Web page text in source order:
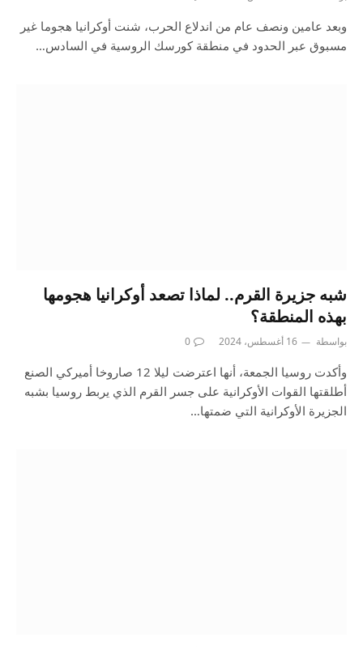
وبعد عامين ونصف عام من اندلاع الحرب، شنت أوكرانيا هجوما غير
مسبوق عبر الحدود في منطقة كورسك الروسية في السادس…
شبه جزيرة القرم.. لماذا تصعد أوكرانيا هجومها
بهذه المنطقة؟
بواسطة 16 أغسطس، 2024 0
وأكدت روسيا الجمعة، أنها اعترضت ليلا 12 صاروخا أميركي الصنع
أطلقتها القوات الأوكرانية على جسر القرم الذي يربط روسيا بشبه
الجزيرة الأوكرانية التي ضمتها…